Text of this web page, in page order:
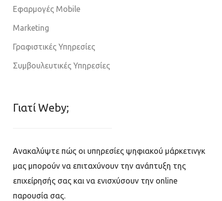
Εφαρμογές Mobile
Marketing
Γραφιστικές Υπηρεσίες
Συμβουλευτικές Υπηρεσίες
Γιατί Weby;
Ανακαλύψτε πώς οι υπηρεσίες ψηφιακού μάρκετινγκ
μας μπορούν να επιταχύνουν την ανάπτυξη της
επιχείρησής σας και να ενισχύσουν την online
παρουσία σας.